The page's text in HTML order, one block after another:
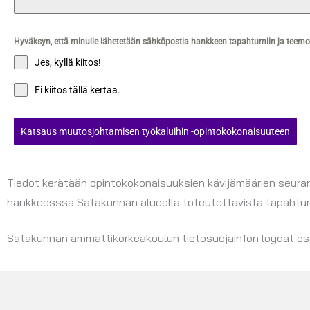
Hyväksyn, että minulle lähetetään sähköpostia hankkeen tapahtumiin ja
Jes, kyllä kiitos!
Ei kiitos tällä kertaa.
Katsaus muutosjohtamisen työkaluihin -opintokokonaisuuteen
Tiedot kerätään opintokokonaisuuksien kävijämäärien
hankkeesssa Satakunnan alueella toteutettavista
Satakunnan ammattikorkeakoulun tietosuojainfon löydät